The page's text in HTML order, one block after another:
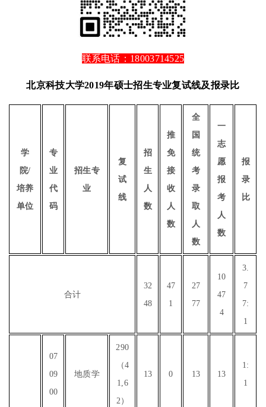
联系电话：18003714525
北京科技大学2019年硕士招生专业复试线及报录比
学
院/
培养
单位
专
业
代
码
招生专
业
复
试
线
招
生
人
数
推
免
接
收
人
数
全
国
统
考
录
取
人
数
一
志
愿
报
考
人
数
报
录
比
合计
32
48
47
1
27
77
10
47
4
3.
7
7:
1
07
09
00
地质学
290
（4
1,6
2）
13 0 13 13
1:
1